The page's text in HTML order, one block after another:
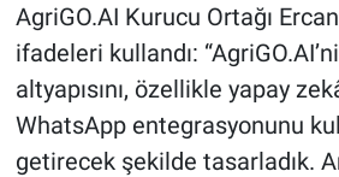
AgriGO.AI Kurucu Ortağı
ifadeleri kullandı:
altyapısını, özellikle yapay
WhatsApp entegrasyonunu
getirecek şekilde tasarladık.